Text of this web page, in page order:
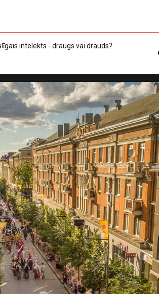
intelekts - draugs vai drauds?